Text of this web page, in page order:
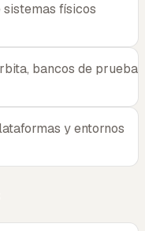
físicos
bancos de prueba
y entornos